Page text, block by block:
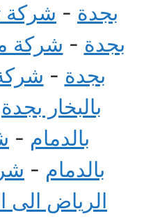
بجدة - شركة
بجدة - شركة
بجدة -
بالبخار بجدة
بالدمام -
بالدمام -
الرياض الى